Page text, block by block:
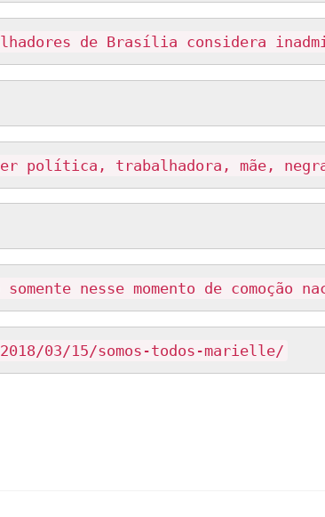
de Brasília considera
política, trabalhadora, mãe,
somente nesse momento de
03/15/somos-todos-marielle/